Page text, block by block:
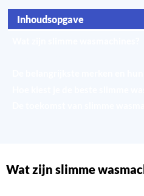
Inhoudsopgave
Wat zijn slimme